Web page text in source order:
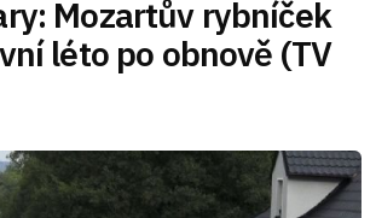
Mozartův rybníček
léto po obnově (TV